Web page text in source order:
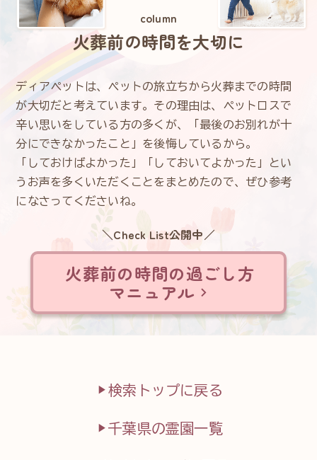
column
火葬前の時間を大切に
ディアペットは、ペットの旅立ちから火葬までの時間
が大切だと考えています。その理由は、ペットロスで
辛い思いをしている方の多くが、「最後のお別れが十
分にできなかったこと」を後悔しているから。
「しておけばよかった」「しておいてよかった」とい
うお声を多くいただくことをまとめたので、ぜひ参考
になさってくださいね。
＼Check List公開中／
火葬前の時間の過ごし方
マニュアル
検索トップに戻る
千葉県の霊園一覧